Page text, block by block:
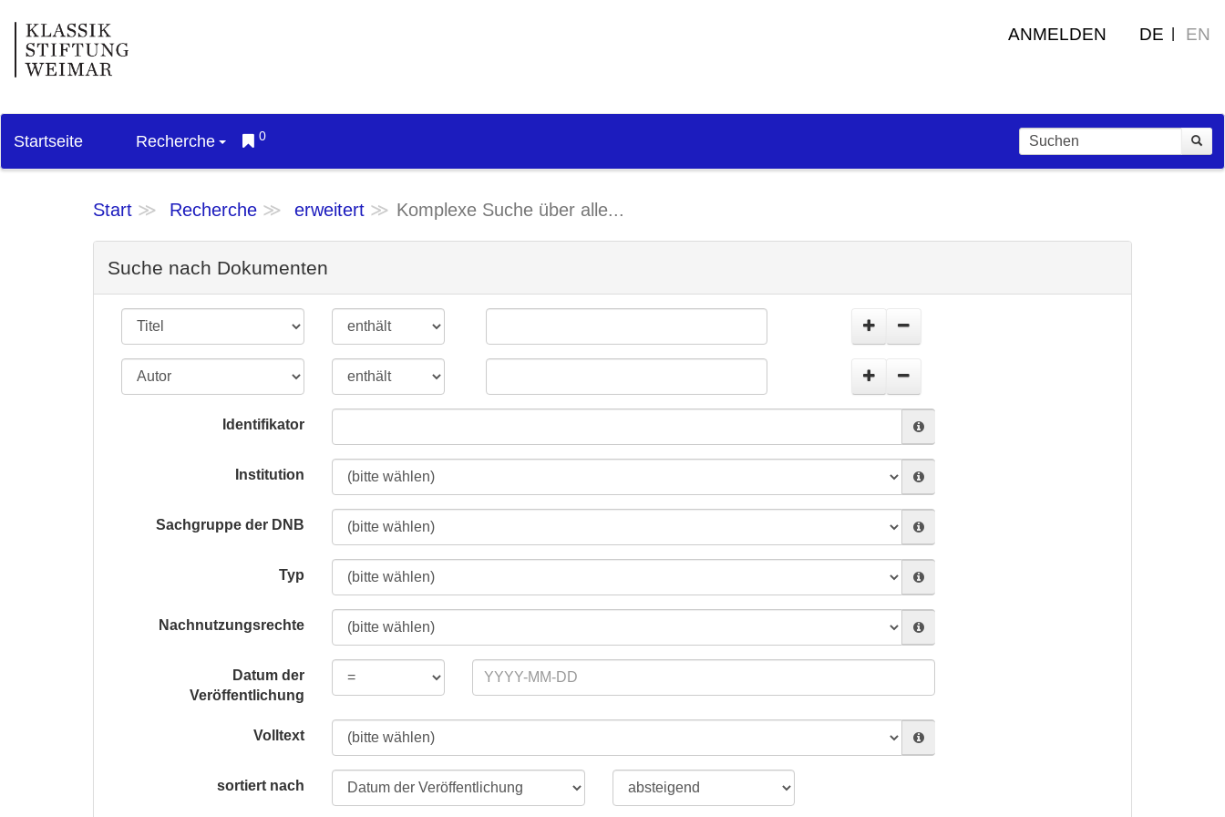
ANMELDEN DE EN
Startseite Recherche 0
Start Recherche erweitert Komplexe Suche über alle...
Suche nach Dokumenten
Identifikator
Institution
Sachgruppe der DNB
Typ
Nachnutzungsrechte
Datum der
Veröffentlichung
Volltext
sortiert nach